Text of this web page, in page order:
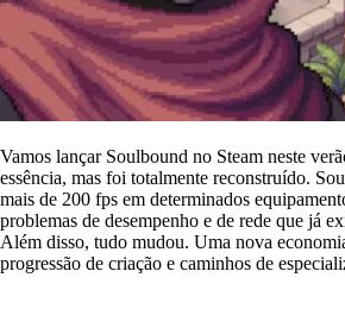
Vamos lançar Soulbound no Steam neste
essência, mas foi totalmente reconstruído.
mais de 200 fps em determinados
problemas de desempenho e de rede que já
Além disso, tudo mudou. Uma nova
progressão de criação e caminhos de